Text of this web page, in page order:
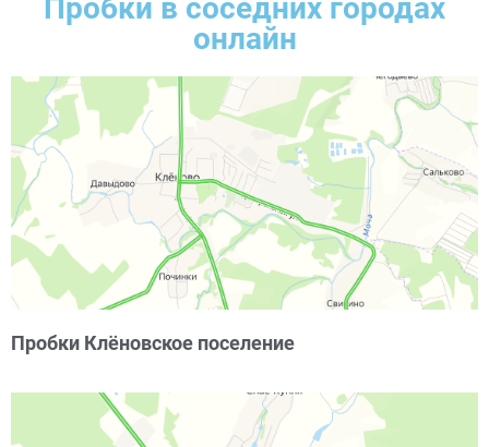
Пробки в соседних городах
онлайн
Пробки Клёновское поселение